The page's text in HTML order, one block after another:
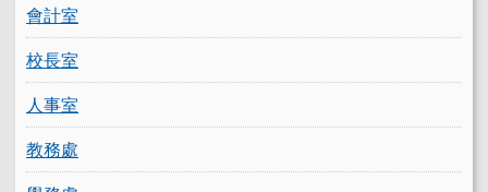
會計室
校長室
人事室
教務處